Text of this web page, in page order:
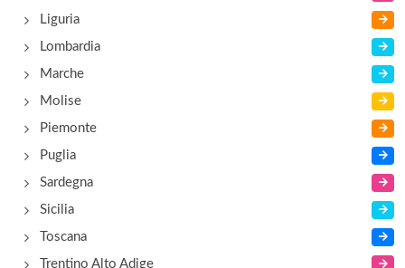
Liguria
Lombardia
Marche
Molise
Piemonte
Puglia
Sardegna
Sicilia
Toscana
Trentino Alto Adige